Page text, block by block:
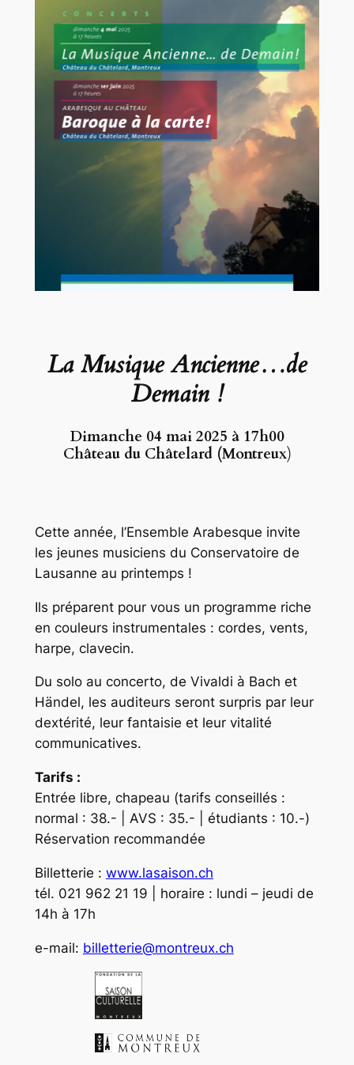
La Musique Ancienne…de
Demain !
Dimanche 04 mai2025 à 17h00
Château du Châtelard (Montreux)
Cette année, l’Ensemble Arabesque invite
les jeunes musiciens du Conservatoire de
Lausanne au printemps !
Ils préparent pour vous un programme riche
en couleurs instrumentales : cordes, vents,
harpe, clavecin.
Du solo au concerto, de Vivaldi à Bach et
Händel, les auditeurs seront surpris par leur
dextérité, leur fantaisie et leur vitalité
communicatives.
Tarifs :
Entrée libre, chapeau (tarifs conseillés :
normal : 38.- | AVS : 35.- | étudiants : 10.-)
Réservation recommandée
Billetterie : www.lasaison.ch
tél. 021 962 21 19 | horaire : lundi – jeudi de
14h à 17h
e-mail: billetterie@montreux.ch